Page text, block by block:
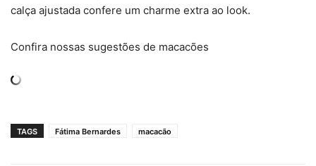
calça ajustada confere um charme extra ao look.
Confira nossas sugestões de macacões
TAGS Fátima Bernardes macacão